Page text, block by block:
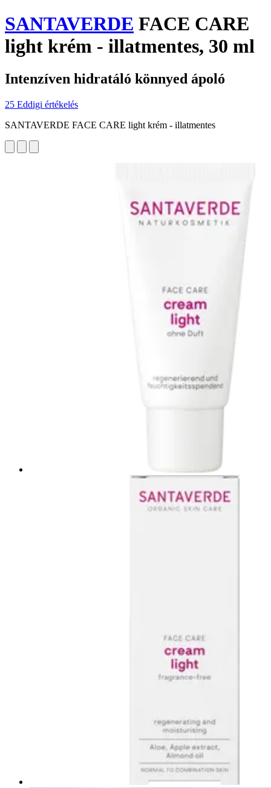
SANTAVERDE FACE CARE
light krém - illatmentes, 30 ml
Intenzíven hidratáló könnyed ápoló
25 Eddigi értékelés
SANTAVERDE FACE CARE light krém - illatmentes